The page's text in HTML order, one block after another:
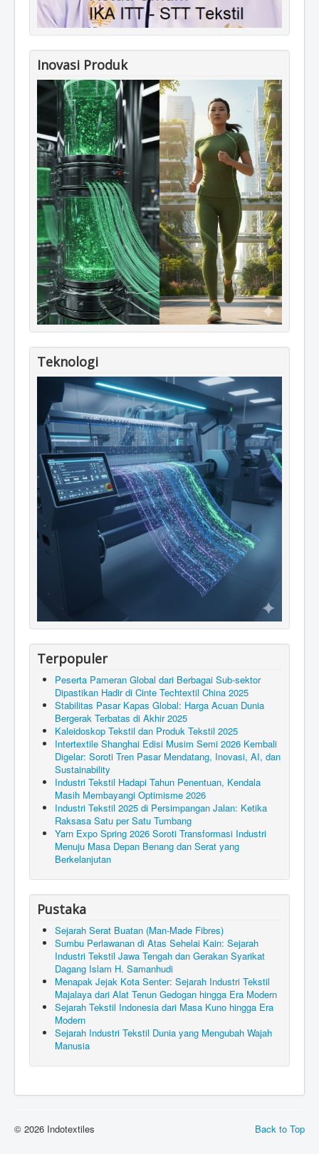
Inovasi Produk
Teknologi
Terpopuler
Peserta Pameran Global dari Berbagai Sub-sektor
Dipastikan Hadir di Cinte Techtextil China 2025
Stabilitas Pasar Kapas Global: Harga Acuan Dunia
Bergerak Terbatas di Akhir 2025
Kaleidoskop Tekstil dan Produk Tekstil 2025
Intertextile Shanghai Edisi Musim Semi 2026 Kembali
Digelar: Soroti Tren Pasar Mendatang, Inovasi, AI, dan
Sustainability
Industri Tekstil Hadapi Tahun Penentuan, Kendala
Masih Membayangi Optimisme 2026
Industri Tekstil 2025 di Persimpangan Jalan: Ketika
Raksasa Satu per Satu Tumbang
Yarn Expo Spring 2026 Soroti Transformasi Industri
Menuju Masa Depan Benang dan Serat yang
Berkelanjutan
Pustaka
Sejarah Serat Buatan (Man-Made Fibres)
Sumbu Perlawanan di Atas Sehelai Kain: Sejarah
Industri Tekstil Jawa Tengah dan Gerakan Syarikat
Dagang Islam H. Samanhudi
Menapak Jejak Kota Senter: Sejarah Industri Tekstil
Majalaya dari Alat Tenun Gedogan hingga Era Modern
Sejarah Tekstil Indonesia dari Masa Kuno hingga Era
Modern
Sejarah Industri Tekstil Dunia yang Mengubah Wajah
Manusia
Back to Top
© 2026 Indotextiles